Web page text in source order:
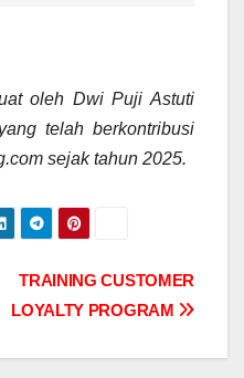
oleh Dwi Puji Astuti
telah berkontribusi
sejak tahun 2025.
TRAINING CUSTOMER
LOYALTY PROGRAM